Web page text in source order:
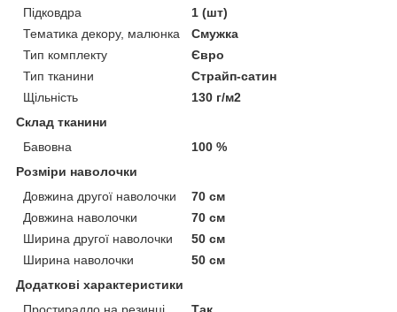
Підковдра
1 (шт)
Тематика декору, малюнка
Смужка
Тип комплекту
Євро
Тип тканини
Страйп-сатин
Щільність
130 г/м2
Склад тканини
Бавовна
100 %
Розміри наволочки
Довжина другої наволочки
70 см
Довжина наволочки
70 см
Ширина другої наволочки
50 см
Ширина наволочки
50 см
Додаткові характеристики
Простирадло на резинці
Так